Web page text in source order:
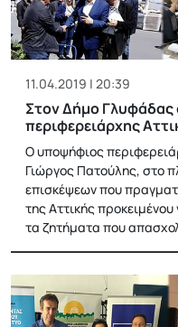
11.04.2019 | 20:39
Στον Δήμο
περιφερειάρχης
Ο υποψήφιος
Γιώργος Πατούλης, στο
επισκέψεων που
της Αττικής
τα ζητήματα που